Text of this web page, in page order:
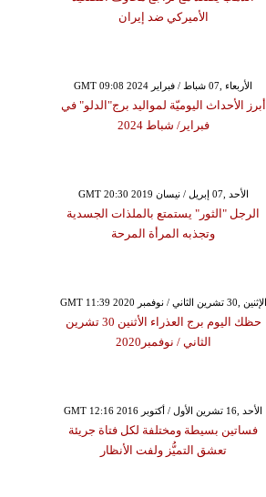
الأميركي ضد إيران
GMT 09:08 2024 الأربعاء ,07 شباط / فبراير
أبرز الأحداث اليوميّة لمواليد برج"الدلو" في
فبراير/ شباط 2024
GMT 20:30 2019 الأحد ,07 إبريل / نيسان
الرجل "الثور" يستمتع بالملذات الجسدية
وتجذبه المرأة المرحة
GMT 11:39 2020 الإثنين ,30 تشرين الثاني / نوفمبر
حظك اليوم برج العذراء الأثنين 30 تشرين
الثاني / نوفمبر2020
GMT 12:16 2016 الأحد ,16 تشرين الأول / أكتوبر
فساتين بسيطة ومختلفة لكل فتاة جريئة
تعشق التميُّز ولفت الأنظار